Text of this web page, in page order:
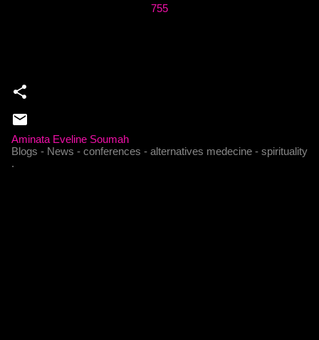
755
Aminata Eveline Soumah
Blogs - News - conferences - alternatives medecine - spirituality
.